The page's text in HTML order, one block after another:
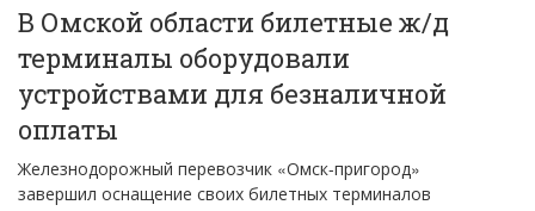
В Омской области билетные ж/д
терминалы оборудовали
устройствами для безналичной
оплаты
Железнодорожный перевозчик «Омск-пригород»
завершил оснащение своих билетных терминалов